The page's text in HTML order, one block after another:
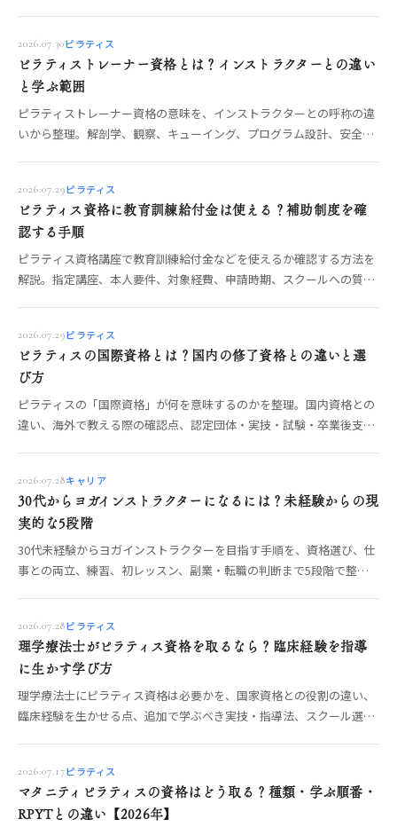
2026.07.30ピラティス
ピラティストレーナー資格とは？インストラクターとの違い
と学ぶ範囲
ピラティストレーナー資格の意味を、インストラクターとの呼称の違
いから整理。解剖学、観察、キューイング、プログラム設計、安全管
2026.07.29ピラティス
ピラティス資格に教育訓練給付金は使える？補助制度を確
認する手順
ピラティス資格講座で教育訓練給付金などを使えるか確認する方法を
解説。指定講座、本人要件、対象経費、申請時期、スクールへの質問
2026.07.29ピラティス
ピラティスの国際資格とは？国内の修了資格との違いと選
び方
ピラティスの「国際資格」が何を意味するのかを整理。国内資格との
違い、海外で教える際の確認点、認定団体・実技・試験・卒業後支援
2026.07.28キャリア
30代からヨガインストラクターになるには？未経験からの現
実的な5段階
30代未経験からヨガインストラクターを目指す手順を、資格選び、仕
事との両立、練習、初レッスン、副業・転職の判断まで5段階で整理
2026.07.28ピラティス
理学療法士がピラティス資格を取るなら？臨床経験を指導
に生かす学び方
理学療法士にピラティス資格は必要かを、国家資格との役割の違い、
臨床経験を生かせる点、追加で学ぶべき実技・指導法、スクール選び
2026.07.17ピラティス
マタニティピラティスの資格はどう取る？種類・学ぶ順番・
RPYTとの違い【2026年】